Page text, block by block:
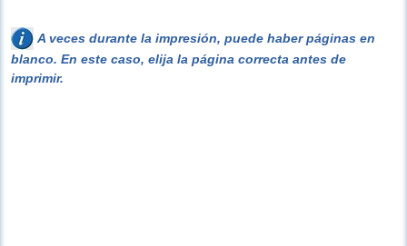
A veces durante la impresión, puede haber páginas en
blanco. En este caso, elija la página correcta antes de
imprimir.